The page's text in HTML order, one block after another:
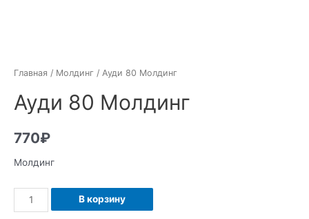
Главная / Молдинг / Ауди 80 Молдинг
Ауди 80 Молдинг
770₽
Молдинг
Количество
Ауди
В корзину